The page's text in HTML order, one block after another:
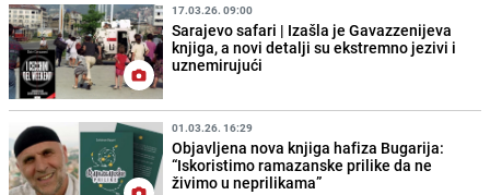
17.03.26. 09:00
Sarajevo safari | Izašla je Gavazzenijeva
knjiga, a novi detalji su ekstremno jezivi i
uznemirujući
01.03.26. 16:29
Objavljena nova knjiga hafiza Bugarija:
“Iskoristimo ramazanske prilike da ne
živimo u neprilikama”